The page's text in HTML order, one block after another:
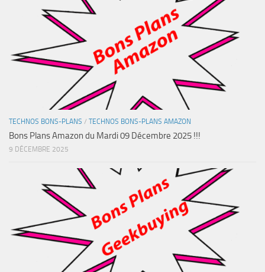
TECHNOS BONS-PLANS / TECHNOS BONS-PLANS AMAZON
Bons Plans Amazon du Mardi 09 Décembre 2025 !!!
9 DÉCEMBRE 2025